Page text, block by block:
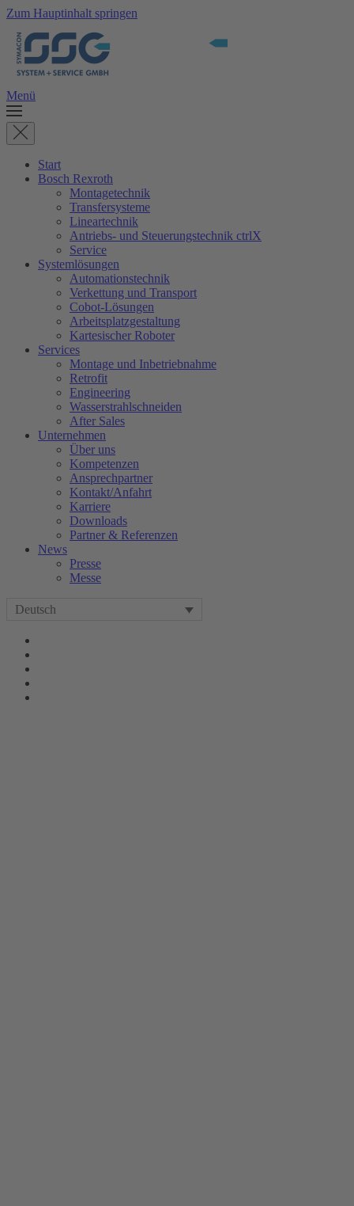
Zum Hauptinhalt springen
Menü
Start
Bosch Rexroth
Montagetechnik
Transfersysteme
Lineartechnik
Antriebs- und Steuerungstechnik ctrlX
Service
Systemlösungen
Automationstechnik
Verkettung und Transport
Cobot-Lösungen
Arbeitsplatzgestaltung
Kartesischer Roboter
Services
Montage und Inbetriebnahme
Retrofit
Engineering
Wasserstrahlschneiden
After Sales
Unternehmen
Über uns
Kompetenzen
Ansprechpartner
Kontakt/Anfahrt
Karriere
Downloads
Partner & Referenzen
News
Presse
Messe
Deutsch